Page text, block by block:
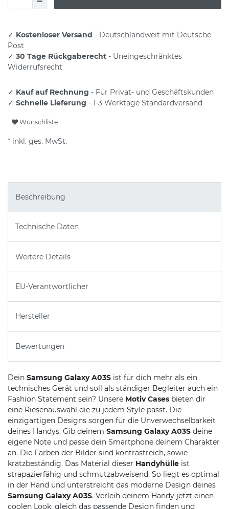
✓ Kostenloser Versand - Deutschlandweit mit Deutsche
Post
✓ 30 Tage Rückgaberecht - Uneingeschränktes
Widerrufsrecht
✓ Kauf auf Rechnung - Für Privat- und Geschäftskunden
✓ Schnelle Lieferung - 1-3 Werktage Standardversand
Wunschliste
* inkl. ges. MwSt.
Beschreibung
Technische Daten
Weitere Details
EU-Verantwortlicher
Hersteller
Bewertungen
Dein Samsung Galaxy A03S ist für dich mehr als ein
technisches Gerät und soll als ständiger Begleiter auch ein
Fashion Statement sein? Unsere Motiv Cases bieten dir
eine Riesenauswahl die zu jedem Style passt. Die
einzigartigen Designs sorgen für die Unverwechselbarkeit
deines Handys. Gib deinem Samsung Galaxy A03S deine
eigene Note und passe dein Smartphone deinem Charakter
an. Die Farben der Bilder sind kontrastreich, sowie
kratzbeständig. Das Material dieser Handyhülle ist
strapazierfähig und schmutzabweisend. So liegt es optimal
in der Hand und unterstreicht das moderne Design deines
Samsung Galaxy A03S. Verleih deinem Handy jetzt einen
coolen Look, gleich das passende Design finden und